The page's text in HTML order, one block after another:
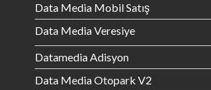
Data Media Mobil Satış
Data Media Veresiye
Datamedia Adisyon
Data Media Otopark V2